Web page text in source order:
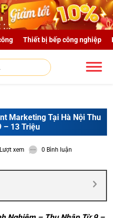
Thiết bị bếp công nghiệp
Marketing Tại Hà Nội Thu
– 13 Triệu
xem 0 Bình luận